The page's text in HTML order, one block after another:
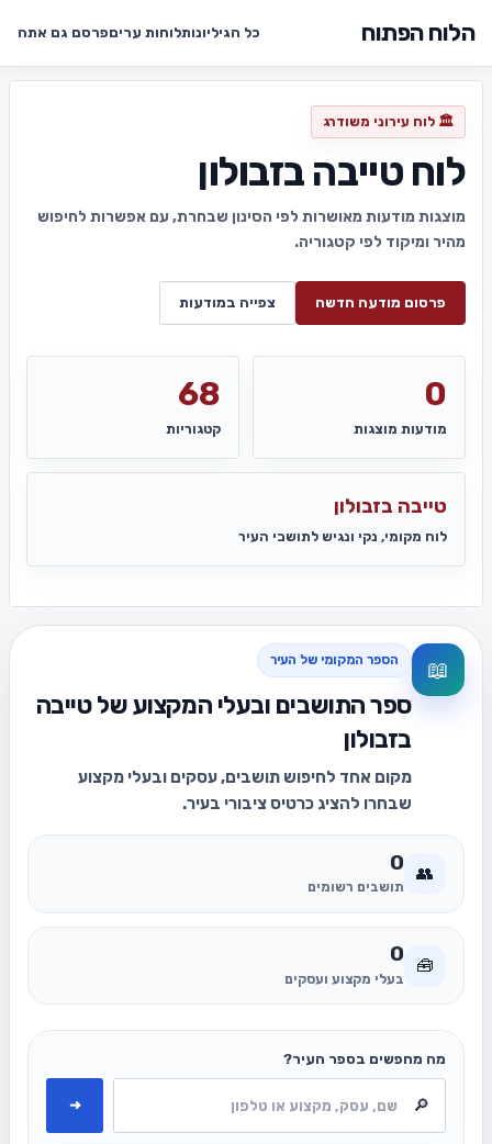
הלוח הפתוח כל הגיליונותלוחות עריםפרסם גם אתה
🏛️ לוח עירוני משודרג
לוח טייבה בזבולון
מוצגות מודעות מאושרות לפי הסינון שבחרת, עם אפשרות לחיפוש
מהיר ומיקוד לפי קטגוריה.
פרסום מודעה חדשה צפייה במודעות
0
מודעות מוצגות
68
קטגוריות
טייבה בזבולון
לוח מקומי, נקי ונגיש לתושבי העיר
📖 הספר המקומי של העיר
ספר התושבים ובעלי המקצוע של טייבה
בזבולון
מקום אחד לחיפוש תושבים, עסקים ובעלי מקצוע
שבחרו להציג כרטיס ציבורי בעיר.
👥
0
תושבים רשומים
🧰
0
בעלי מקצוע ועסקים
מה מחפשים בספר העיר?
➜